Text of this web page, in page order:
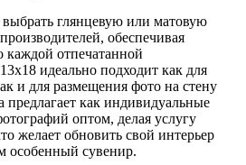
глянцевую или матовую
обеспечивая
каждой отпечатанной
идеально подходит как для
и для размещения фото на стену
как индивидуальные
оптом, делая услугу
желает обновить свой интерьер
особенный сувенир.